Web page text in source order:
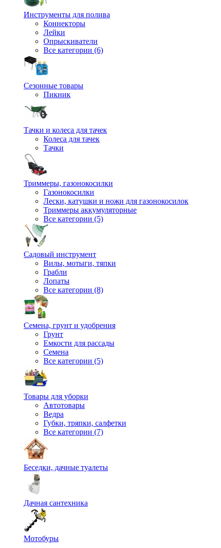
Инструменты для полива
Коннекторы
Лейки
Опрыскиватели
Все категории (6)
Сезонные товары
Пикник
Тачки и колеса для тачек
Колеса для тачек
Тачки
Триммеры, газонокосилки
Газонокосилки
Лески, катушки и ножи для газонокосилок
Триммеры аккумуляторные
Все категории (5)
Садовый инструмент
Вилы, мотыги, тяпки
Грабли
Лопаты
Все категории (8)
Семена, грунт и удобрения
Грунт
Емкости для рассады
Семена
Все категории (5)
Товары для уборки
Автотовары
Ведра
Губки, тряпки, салфетки
Все категории (7)
Беседки, дачные туалеты
Дачная сантехника
Мотобуры